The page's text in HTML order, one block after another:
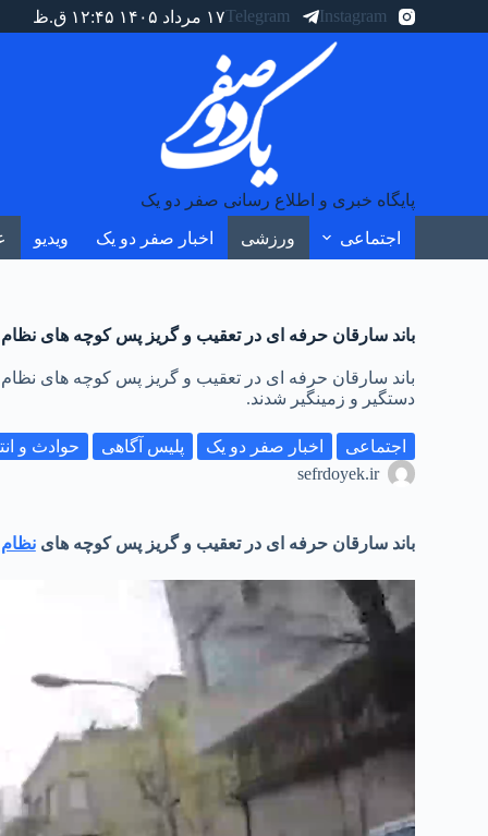
Instagram
Telegram۱۷ مرداد ۱۴۰۵ ۱۲:۴۵ ق.ظ
پایگاه خبری و اطلاع رسانی صفر دو یک
اجتماعی ورزشی اخبار صفر دو یک ویدیو
باند سارقان حرفه ای در تعقیب و گریز پس کوچه های
باند سارقان حرفه ای در تعقیب و گریز پس کوچه های
دستگیر و زمینگیر شدند.
اجتماعی اخبار صفر دو یک پلیس آگاهی حوادث و
sefrdoyek.ir
باند سارقان حرفه ای در تعقیب و گریز پس کوچه هاینظام